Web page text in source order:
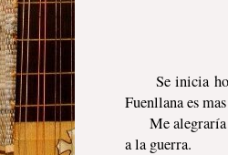
Se inicia
Fuenllana es
Me alegraría
a la guerra.